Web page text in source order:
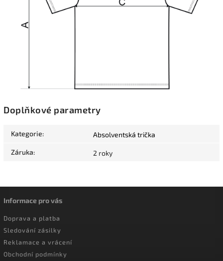
Doplňkové parametry
Kategorie: Absolventská trička
Záruka: 2 roky
Informace pro vás
Doprava a platba
Sledování zásilky
Reklamace a vrácení
Obchodní podmínky